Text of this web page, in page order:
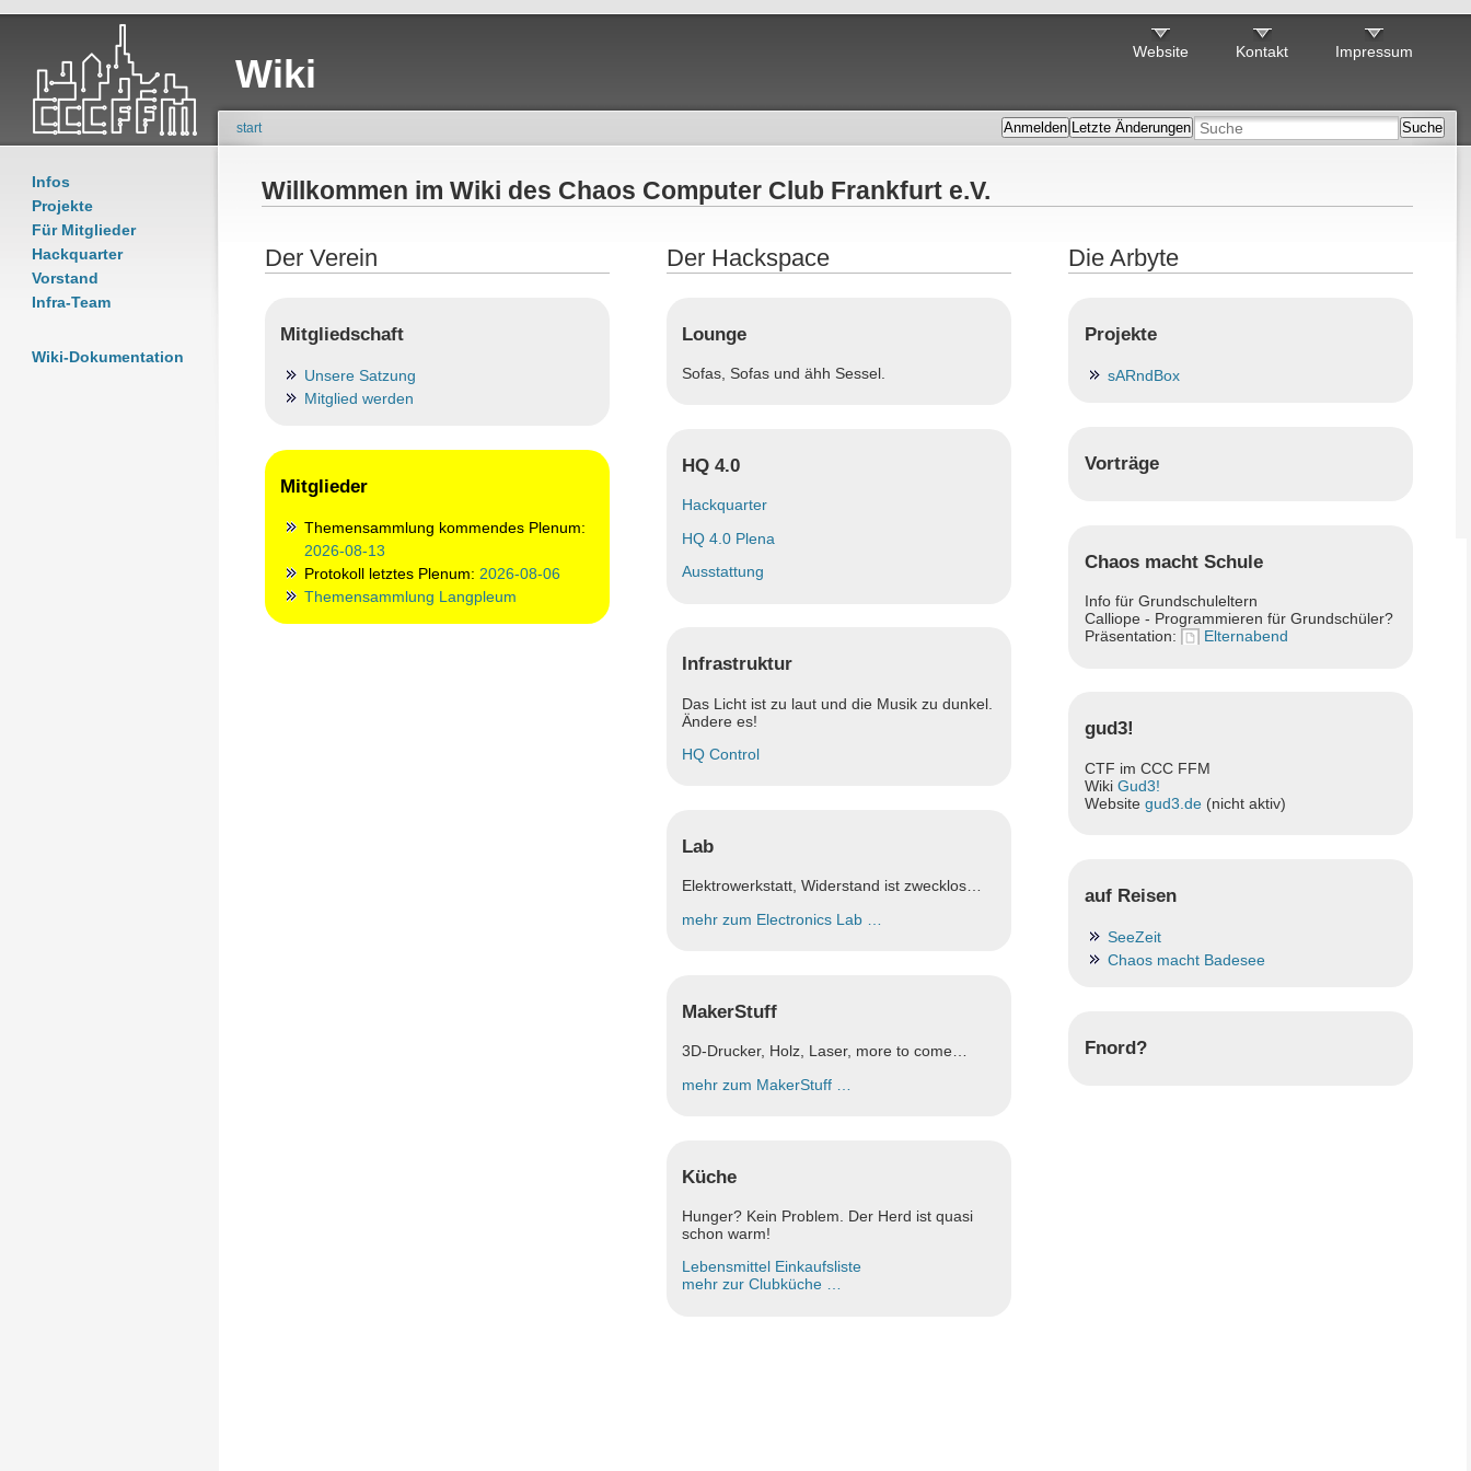
Website Kontakt Impressum
Wiki
Infos
Projekte
Für Mitglieder
Hackquarter
Vorstand
Infra-Team
Wiki-Dokumentation
start Anmelden Letzte Änderungen Suche
Willkommen im Wiki des Chaos Computer Club Frankfurt e.V.
Der Verein
Mitgliedschaft
Unsere Satzung
Mitglied werden
Mitglieder
Themensammlung kommendes Plenum:
2026-08-13
Protokoll letztes Plenum: 2026-08-06
Themensammlung Langpleum
Der Hackspace
Lounge
Sofas, Sofas und ähh Sessel.
HQ 4.0
Hackquarter
HQ 4.0 Plena
Ausstattung
Infrastruktur
Das Licht ist zu laut und die Musik zu dunkel.
Ändere es!
HQ Control
Lab
Elektrowerkstatt, Widerstand ist zwecklos…
mehr zum Electronics Lab …
MakerStuff
3D-Drucker, Holz, Laser, more to come…
mehr zum MakerStuff …
Küche
Hunger? Kein Problem. Der Herd ist quasi
schon warm!
Lebensmittel Einkaufsliste
mehr zur Clubküche …
Die Arbyte
Projekte
sARndBox
Vorträge
Chaos macht Schule
Info für Grundschuleltern
Calliope - Programmieren für Grundschüler?
Präsentation:
Elternabend
gud3!
CTF im CCC FFM
Wiki Gud3!
Website gud3.de(nicht aktiv)
auf Reisen
SeeZeit
Chaos macht Badesee
Fnord?